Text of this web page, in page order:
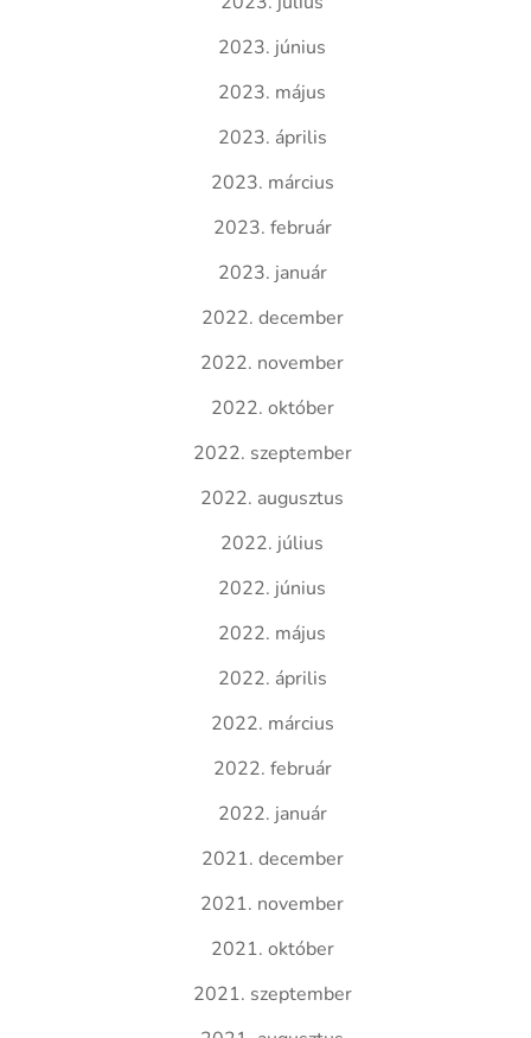
2023. június
2023. május
2023. április
2023. március
2023. február
2023. január
2022. december
2022. november
2022. október
2022. szeptember
2022. augusztus
2022. július
2022. június
2022. május
2022. április
2022. március
2022. február
2022. január
2021. december
2021. november
2021. október
2021. szeptember